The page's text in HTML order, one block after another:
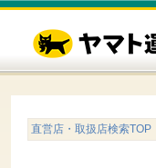
直営店・取扱店検索TOP